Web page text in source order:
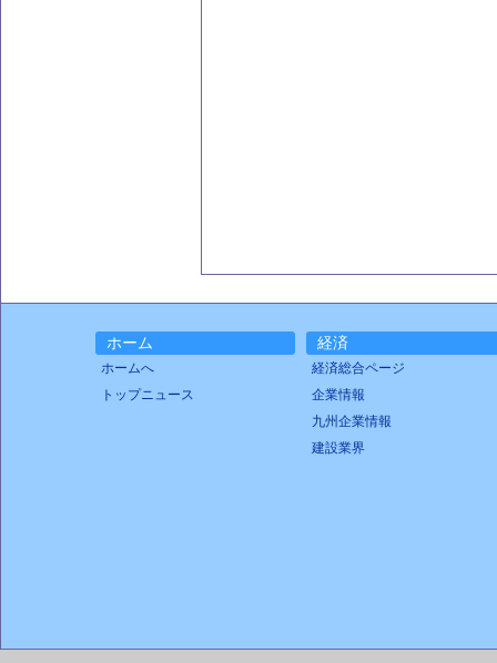
ホーム
ホームへ
トップニュース
経済
経済総合ページ
企業情報
九州企業情報
建設業界